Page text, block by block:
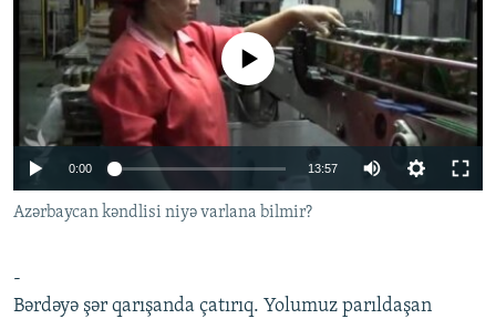
VIDEO
FOTOQALEREYA
İNFOQRAFIKA
KARIKATURA
RADIO ARXIV
OXU ZALI
AZƏRBAYCAN ƏDƏBIYYATI KITABXANASI
İSLAM VƏ DEMOKRATIYA
İZ - MƏDƏNIYYƏT PROQRAMI
HAQQIMIZDA
MISSIYAMIZ
PEŞƏ ETIKASI VƏ JURNALISTIKA STANDARTLARIMIZ
MATERIALLARIMIZDAN ISTIFADƏ
AZADLIQRADIOSU MOBIL TELEFONUNUZDA
XƏBƏR BÜLLETENLƏRIMIZ
BIZI IZLƏ
RFE/RL-in bütün saytları
No media source currently available
0:00 13:57
Azərbaycan kəndlisi niyə varlana bilmir?
-
Bərdəyə şər qarışanda çatırıq. Yolumuz parıldaşan